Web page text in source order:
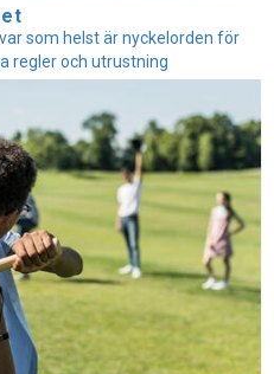
som helst är nyckelorden för
regler och utrustning